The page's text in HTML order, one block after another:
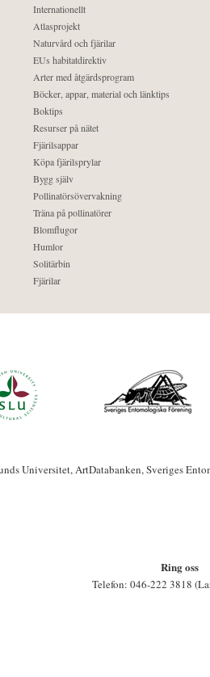
Internationellt
Atlasprojekt
Naturvård och fjärilar
EUs habitatdirektiv
Arter med åtgärdsprogram
Böcker, appar, material och länktips
Boktips
Resurser på nätet
Fjärilsappar
Köpa fjärilsprylar
Bygg själv
Pollinatörsövervakning
Träna på pollinatörer
Blomflugor
Humlor
Solitärbin
Fjärilar
Universitet, ArtDatabanken, Sveriges
Ring oss
Telefon: 046-222 3818